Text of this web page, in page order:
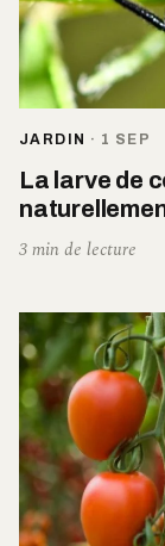
JARDIN · 1 SEP
La larve de
3 min de lecture